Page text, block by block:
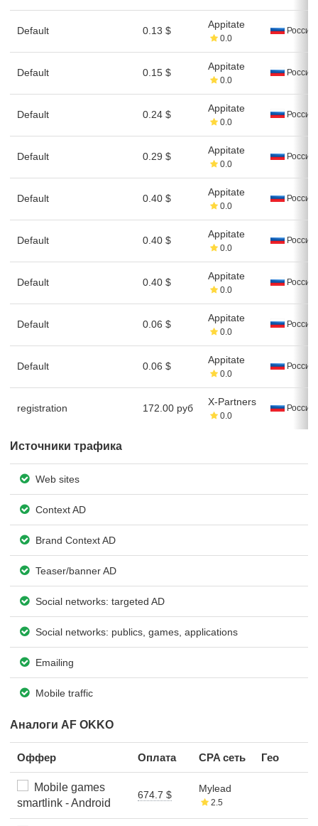
Default 0.13 $
Appitate
0.0
Россия
Default 0.15 $
Appitate
0.0
Россия
Default 0.24 $
Appitate
0.0
Россия
Default 0.29 $
Appitate
0.0
Россия
Default 0.40 $
Appitate
0.0
Россия
Default 0.40 $
Appitate
0.0
Россия
Default 0.40 $
Appitate
0.0
Россия
Default 0.06 $
Appitate
0.0
Россия
Default 0.06 $
Appitate
0.0
Россия
registration 172.00 руб
X-Partners
0.0
Россия
Источники трафика
Web sites
Context AD
Brand Context AD
Teaser/banner AD
Social networks: targeted AD
Social networks: publics, games, applications
Emailing
Mobile traffic
Аналоги AF OKKO
Оффер Оплата CPA сеть Гео
Mobile games
smartlink - Android
674.7 $
Mylead
2.5